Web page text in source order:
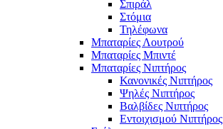
Σπιράλ
Στόμια
Τηλέφωνα
Μπαταρίες Λουτρού
Μπαταρίες Μπιντέ
Μπαταρίες Νιπτήρος
Κανονικές Νιπτήρος
Ψηλές Νιπτήρος
Βαλβίδες Νιπτήρος
Εντοιχισμού Νιπτήρος